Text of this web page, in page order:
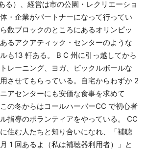
る）、経営は市の公園・レクリエーショ
・企業がパートナーになって行ってい
数ブロックのところにあるオリンピッ
るアクアティック・センターのような
も13 軒ある。 B C 州に引っ越してから
レーニング、ヨガ、ピックルボールな
させてもらっている。自宅からわずか 2
アセンターにも安価な食事を求めて
の冬からはコールハーバーCC で初心者
指導のボランティアをやっている。 CC
住む人たちと知り合いになれ、「補聴
1 回あるよ（私は補聴器利用者）」と